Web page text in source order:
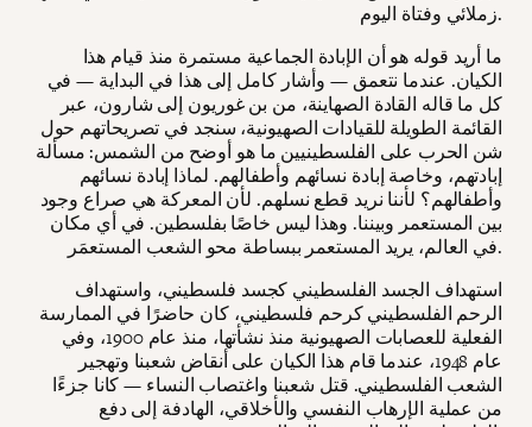
زملائي وفتاة اليوم.
ما أريد قوله هو أن الإبادة الجماعية مستمرة منذ قيام هذا
الكيان. عندما نتعمق — وأشار كامل إلى هذا في البداية — في
كل ما قاله القادة الصهاينة، من بن غوريون إلى شارون، عبر
القائمة الطويلة للقيادات الصهيونية، سنجد في تصريحاتهم حول
شن الحرب على الفلسطينيين ما هو أوضح من الشمس: مسألة
إبادتهم، وخاصة إبادة نسائهم وأطفالهم. لماذا إبادة نسائهم
وأطفالهم؟ لأننا نريد قطع نسلهم. لأن المعركة هي صراع وجود
بين المستعمر وبيننا. وهذا ليس خاصًا بفلسطين. في أي مكان
في العالم، يريد المستعمر ببساطة محو الشعب المستعمَر.
استهداف الجسد الفلسطيني كجسد فلسطيني، واستهداف
الرحم الفلسطيني كرحم فلسطيني، كان حاضرًا في الممارسة
الفعلية للعصابات الصهيونية منذ نشأتها، منذ عام 1900، وفي
عام 1948، عندما قام هذا الكيان على أنقاض شعبنا وتهجير
الشعب الفلسطيني. قتل شعبنا واغتصاب النساء — كانا جزءًا
من عملية الإرهاب النفسي والأخلاقي، الهادفة إلى دفع